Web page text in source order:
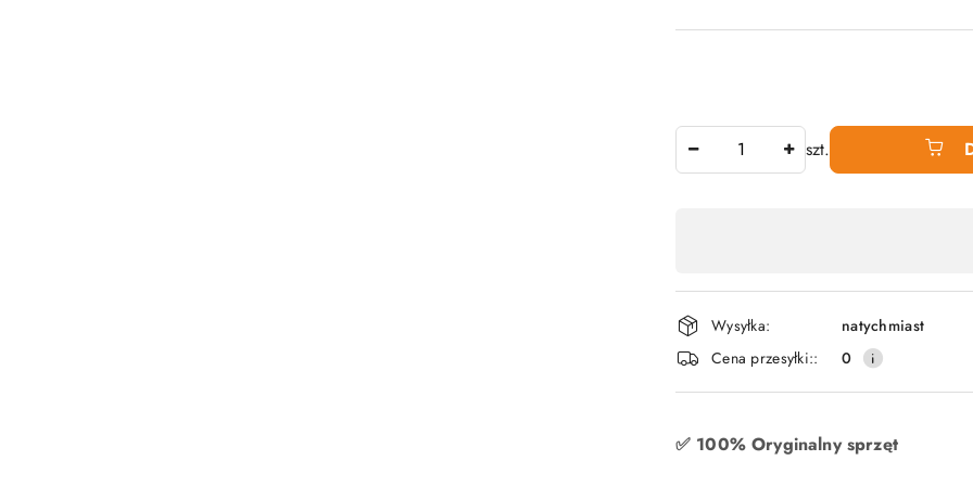
szt.
,
płatność
i
dostawa
Wysyłka:
natychmiast
Cena przesyłki::
0
✅ 100% Oryginalny sprzęt